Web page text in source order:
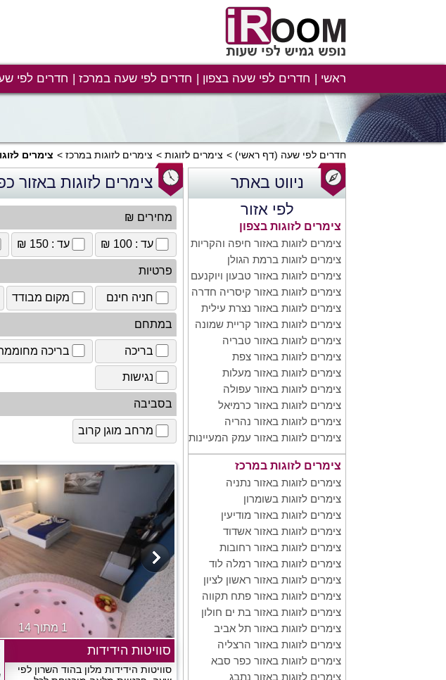
ראשי חדרים לפי שעה בצפון חדרים לפי שעה במרכז חדרים לפי
חדרים לפי שעה (דף ראשי) צימרים לזוגות צימרים לזוגות במרכז צימרים
ניווט באתר
לפי אזור
צימרים לזוגות בצפון
צימרים לזוגות באזור חיפה והקריות
צימרים לזוגות ברמת הגולן
צימרים לזוגות באזור טבעון ויוקנעם
צימרים לזוגות באזור קיסריה חדרה
צימרים לזוגות באזור נצרת עילית
צימרים לזוגות באזור קריית שמונה
צימרים לזוגות באזור טבריה
צימרים לזוגות באזור צפת
צימרים לזוגות באזור מעלות
צימרים לזוגות באזור עפולה
צימרים לזוגות באזור כרמיאל
צימרים לזוגות באזור נהריה
צימרים לזוגות באזור עמק המעיינות
צימרים לזוגות במרכז
צימרים לזוגות באזור נתניה
צימרים לזוגות בשומרון
צימרים לזוגות באזור מודיעין
צימרים לזוגות באזור אשדוד
צימרים לזוגות באזור רחובות
צימרים לזוגות באזור רמלה לוד
צימרים לזוגות באזור ראשון לציון
צימרים לזוגות באזור פתח תקווה
צימרים לזוגות באזור בת ים חולון
צימרים לזוגות באזור תל אביב
צימרים לזוגות באזור הרצליה
צימרים לזוגות באזור כפר סבא
צימרים לזוגות באזור נתבג
צימרים לזוגות באזור
מחירים ₪
עד : 100 ₪ עד : 150 ₪
פרטיות
חניה חינם מקום מבודד
במתחם
בריכה בריכה
נגישות
בסביבה
מרחב מוגן קרוב
1 מתוך 14
סוויטות הידידות
סוויטות הידידות מלון בהוד השרון לפי